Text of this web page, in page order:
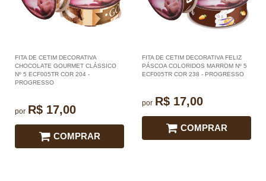
FITA DE CETIM DECORATIVA
CHOCOLATE GOURMET CLÁSSICO
Nº 5 ECF005TR COR 204 -
PROGRESSO
por R$ 17,00
COMPRAR
FITA DE CETIM DECORATIVA FELIZ
PÁSCOA COLORIDOS MARROM Nº 5
ECF005TR COR 238 - PROGRESSO
por R$ 17,00
COMPRAR